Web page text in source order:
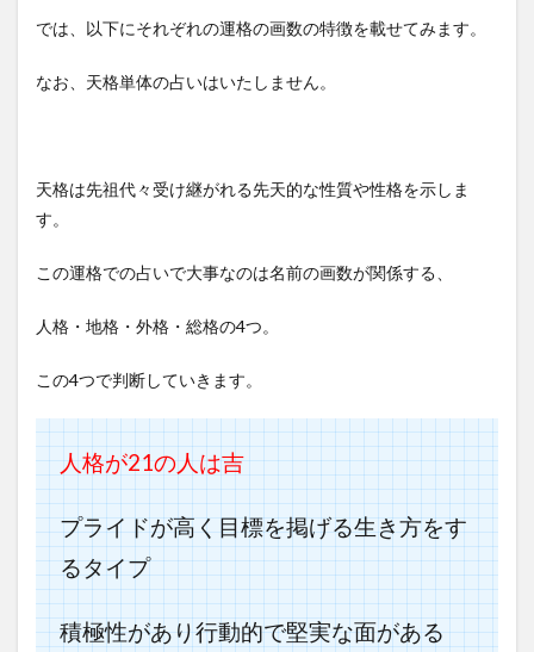
では、以下にそれぞれの運格の画数の特徴を載せてみます。
なお、天格単体の占いはいたしません。
天格は先祖代々受け継がれる先天的な性質や性格を示しま
す。
この運格での占いで大事なのは名前の画数が関係する、
人格・地格・外格・総格の4つ。
この4つで判断していきます。
人格が21の人は吉
プライドが高く目標を掲げる生き方をす
るタイプ
積極性があり行動的で堅実な面がある